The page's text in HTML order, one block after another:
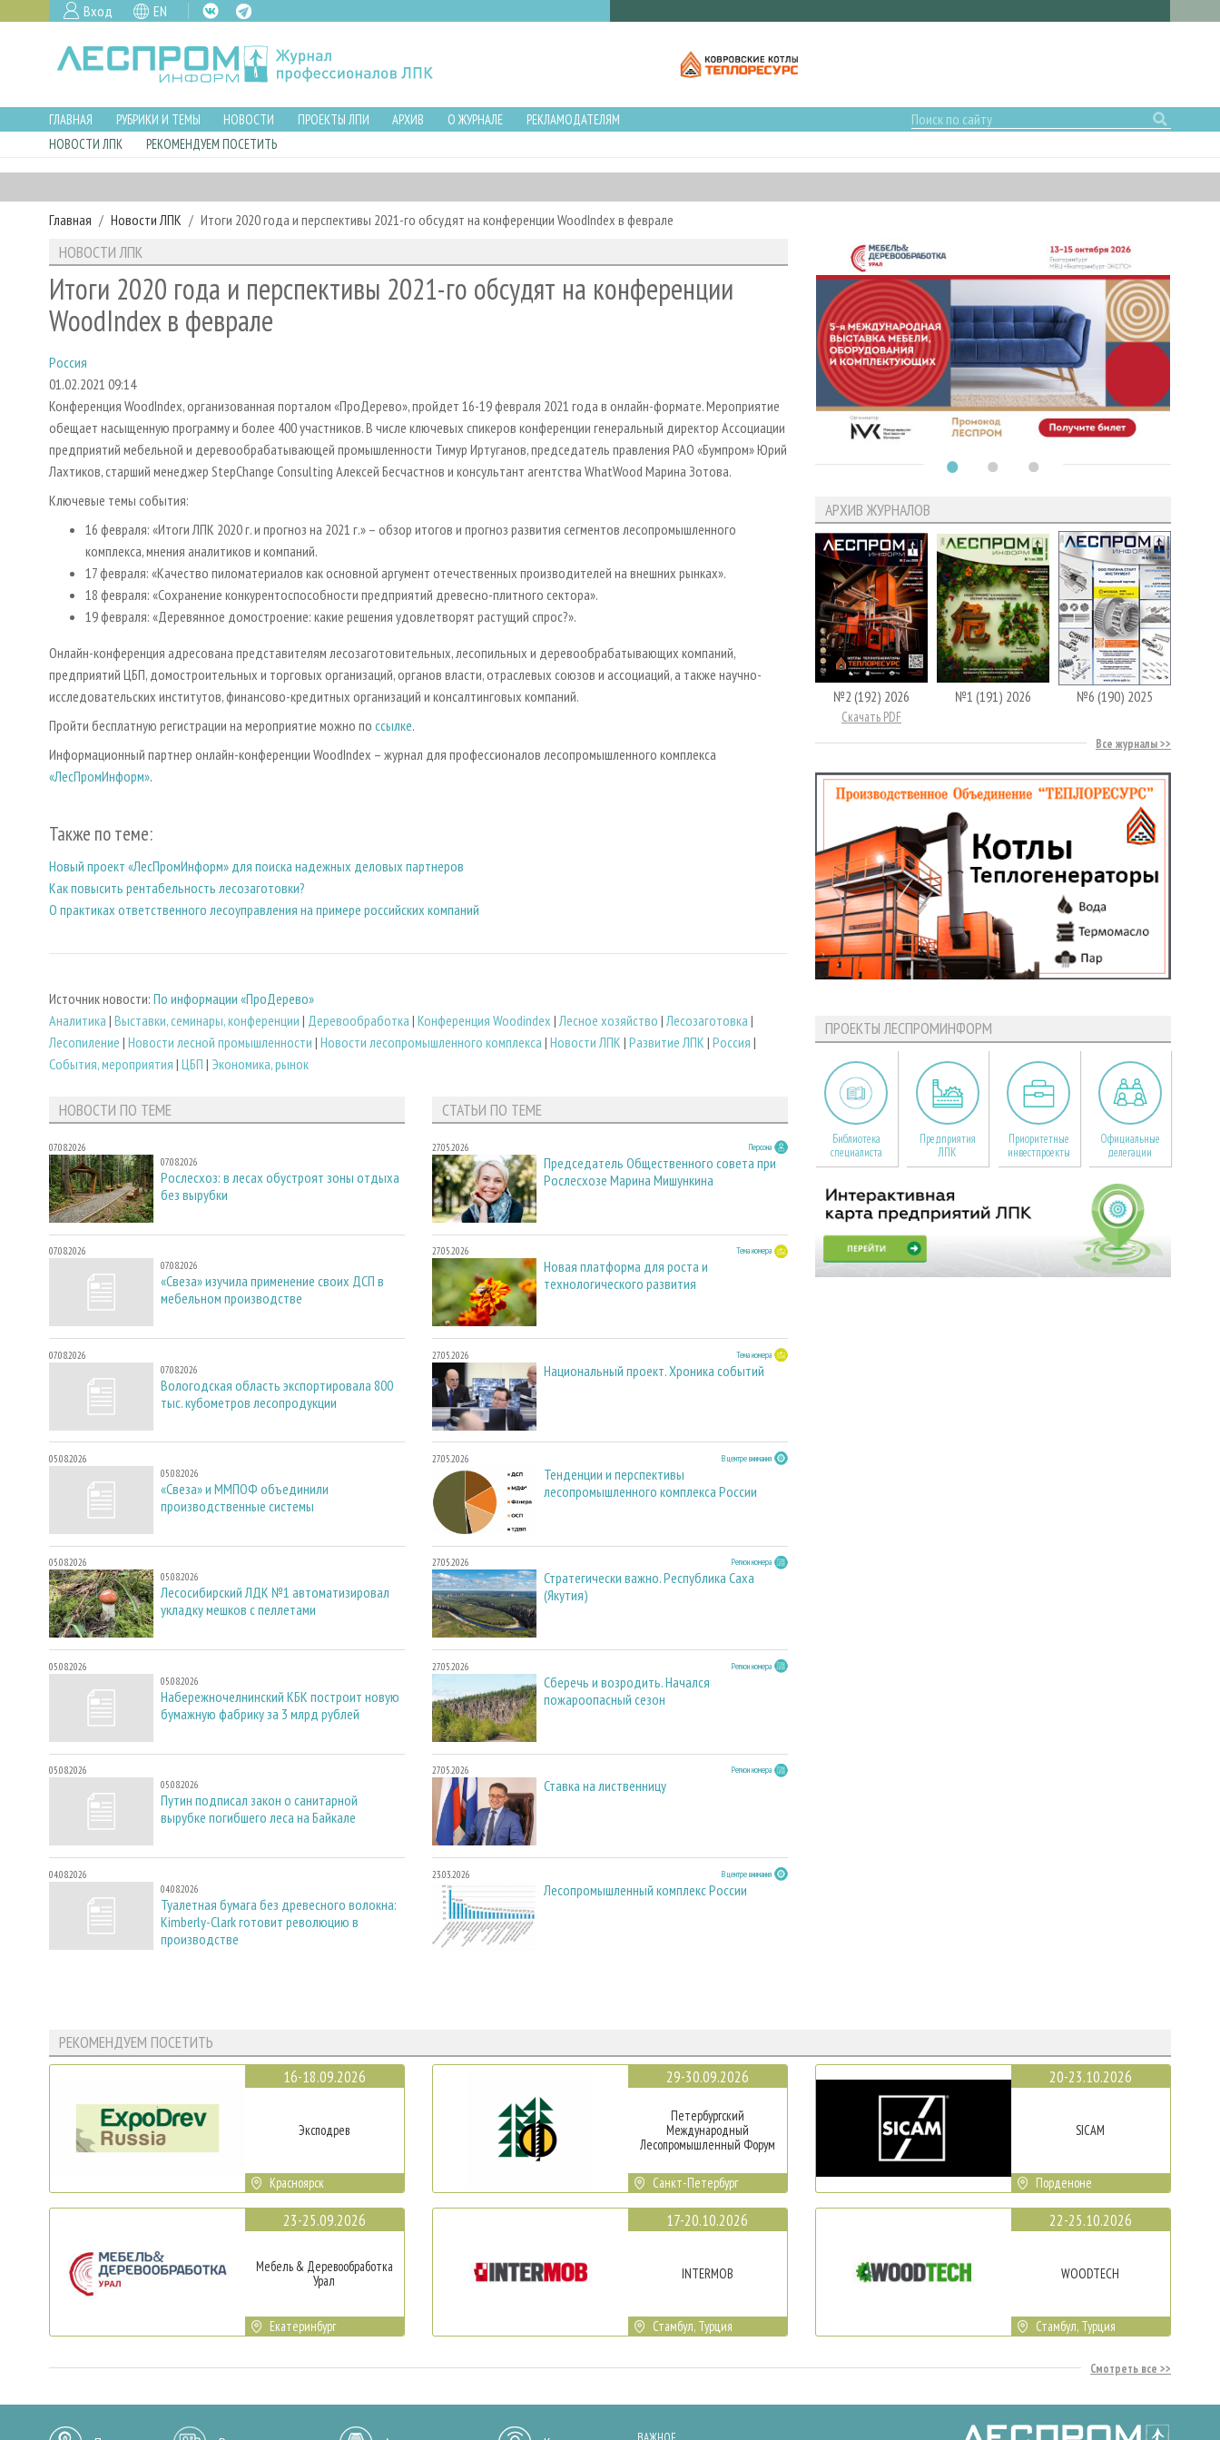
Вход EN
ГЛАВНАЯ РУБРИКИ И ТЕМЫ НОВОСТИ ПРОЕКТЫ ЛПИ АРХИВ О ЖУРНАЛЕ
РЕКЛАМОДАТЕЛЯМ
НОВОСТИ ЛПК
РЕКОМЕНДУЕМ ПОСЕТИТЬ
Главная Новости ЛПК Итоги 2020 года и перспективы 2021-го обсудят на конференции WoodIndex в феврале
НОВОСТИ ЛПК
Итоги 2020 года и перспективы 2021-го обсудят на конференции
WoodIndex в феврале
Россия
01.02.2021 09:14
Конференция WoodIndex, организованная порталом «ПроДерево», пройдет 16-19 февраля 2021 года в онлайн-формате. Мероприятие
обещает насыщенную программу и более 400 участников. В числе ключевых спикеров конференции генеральный директор Ассоциации
предприятий мебельной и деревообрабатывающей промышленности Тимур Иртуганов, председатель правления РАО «Бумпром» Юрий
Лахтиков, старший менеджер StepChange Consulting Алексей Бесчастнов и консультант агентства WhatWood Марина Зотова.
Ключевые темы события:
16 февраля: «Итоги ЛПК 2020 г. и прогноз на 2021 г.» – обзор итогов и прогноз развития сегментов лесопромышленного
комплекса, мнения аналитиков и компаний.
17 февраля: «Качество пиломатериалов как основной аргумент отечественных производителей на внешних рынках».
18 февраля: «Сохранение конкурентоспособности предприятий древесно-плитного сектора».
19 февраля: «Деревянное домостроение: какие решения удовлетворят растущий спрос?».
Онлайн-конференция адресована представителям лесозаготовительных, лесопильных и деревообрабатывающих компаний,
предприятий ЦБП, домостроительных и торговых организаций, органов власти, отраслевых союзов и ассоциаций, а также научно-
исследовательских институтов, финансово-кредитных организаций и консалтинговых компаний.
Пройти бесплатную регистрации на мероприятие можно по ссылке.
Информационный партнер онлайн-конференции WoodIndex – журнал для профессионалов лесопромышленного комплекса
«ЛесПромИнформ».
Также по теме:
Новый проект «ЛесПромИнформ» для поиска надежных деловых партнеров
Как повысить рентабельность лесозаготовки?
О практиках ответственного лесоуправления на примере российских компаний
Источник новости: По информации «ПроДерево»
Аналитика | Выставки, семинары, конференции | Деревообработка | Конференция Woodindex |Лесное хозяйство |Лесозаготовка |
Лесопиление | Новости лесной промышленности | Новости лесопромышленного комплекса | Новости ЛПК | Развитие ЛПК | Россия |
События, мероприятия | ЦБП | Экономика, рынок
НОВОСТИ ПО ТЕМЕ
07.08.2026
07.08.2026
Рослесхоз: в лесах обустроят зоны отдыха
без вырубки
07.08.2026
07.08.2026
«Свеза» изучила применение своих ДСП в
мебельном производстве
07.08.2026
07.08.2026
Вологодская область экспортировала 800
тыс. кубометров лесопродукции
05.08.2026
05.08.2026
«Свеза» и ММПОФ объединили
производственные системы
05.08.2026
05.08.2026
Лесосибирский ЛДК №1 автоматизировал
укладку мешков с пеллетами
05.08.2026
05.08.2026
Набережночелнинский КБК построит новую
бумажную фабрику за 3 млрд рублей
05.08.2026
05.08.2026
Путин подписал закон о санитарной
вырубке погибшего леса на Байкале
04.08.2026
04.08.2026
Туалетная бумага без древесного волокна:
Kimberly-Clark готовит революцию в
производстве
СТАТЬИ ПО ТЕМЕ
27.05.2026 Персона
Председатель Общественного совета при
Рослесхозе Марина Мишункина
27.05.2026 Тема номера
Новая платформа для роста и
технологического развития
27.05.2026 Тема номера
Национальный проект. Хроника событий
27.05.2026 В центре внимания
Тенденции и перспективы
лесопромышленного комплекса России
27.05.2026 Регион номера
Стратегически важно. Республика Саха
(Якутия)
27.05.2026 Регион номера
Сберечь и возродить. Начался
пожароопасный сезон
27.05.2026 Регион номера
Ставка на лиственницу
23.03.2026 В центре внимания
Лесопромышленный комплекс России
АРХИВ ЖУРНАЛОВ
№2 (192) 2026
Скачать PDF
№1 (191) 2026 №6 (190) 2025
Все журналы
ПРОЕКТЫ ЛЕСПРОМИНФОРМ
Библиотека
специалиста
Предприятия
ЛПК
Приоритетные
инвестпроекты
Официальные
делегации
РЕКОМЕНДУЕМ ПОСЕТИТЬ
16-18.09.2026
Эксподрев
Красноярск
23-25.09.2026
Мебель & Деревообработка
Урал
Екатеринбург
29-30.09.2026
Петербургский
Международный
Лесопромышленный Форум
Санкт-Петербург
17-20.10.2026
INTERMOB
Стамбул, Турция
20-23.10.2026
SICAM
Порденоне
22-25.10.2026
WOODTECH
Стамбул, Турция
Смотреть все